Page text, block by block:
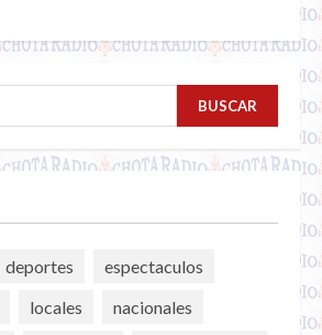
deportes
espectaculos
locales
nacionales